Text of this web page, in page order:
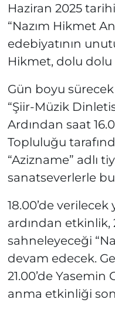
Haziran 2025
“Nazım Hikmet
edebiyatının
Hikmet, dolu dolu
Gün boyu sürecek
“Şiir-Müzik
Ardından saat
Topluluğu
“Azizname” adlı
sanatseverlerle
18.00’de verilecek
ardından etkinlik,
sahneleyeceği
devam edecek.
21.00’de Yasemin
anma etkinliği